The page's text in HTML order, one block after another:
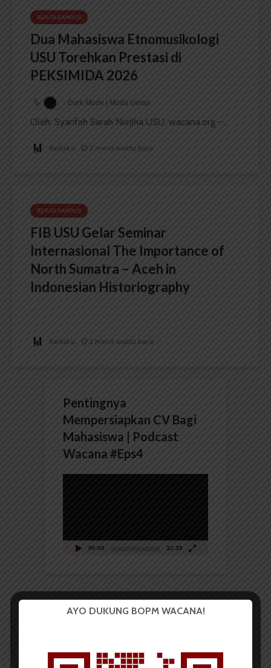
BERITA KAMPUS
Dua Mahasiswa Etnomusikologi
USU Torehkan Prestasi di
PEKSIMIDA 2026
Dark Mode | Moda Gelap
Oleh: Syarifah Sarah Nurjiha USU, wacana.org –...
Redaksi 2 menit waktu baca
BERITA KAMPUS
FIB USU Gelar Seminar
Internasional The Importance of
North Sumatra – Aceh in
Indonesian Historiography
...
Redaksi 2 menit waktu baca
Pentingnya
Mempersiapkan CV Bagi
Mahasiswa | Podcast
Wacana #Eps4
00:00 32:39
Pesta Mentoring Akbar Tak
AYO DUKUNG BOPM WACANA!